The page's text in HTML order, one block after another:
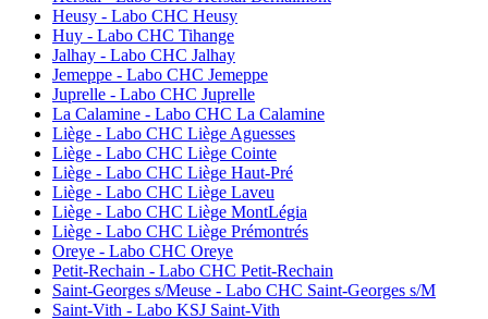
Heusy - Labo CHC Heusy
Huy - Labo CHC Tihange
Jalhay - Labo CHC Jalhay
Jemeppe - Labo CHC Jemeppe
Juprelle - Labo CHC Juprelle
La Calamine - Labo CHC La Calamine
Liège - Labo CHC Liège Aguesses
Liège - Labo CHC Liège Cointe
Liège - Labo CHC Liège Haut-Pré
Liège - Labo CHC Liège Laveu
Liège - Labo CHC Liège MontLégia
Liège - Labo CHC Liège Prémontrés
Oreye - Labo CHC Oreye
Petit-Rechain - Labo CHC Petit-Rechain
Saint-Georges s/Meuse - Labo CHC Saint-Georges s/M
Saint-Vith - Labo KSJ Saint-Vith